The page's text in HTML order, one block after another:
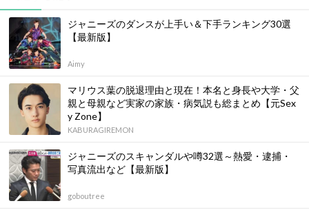
ジャニーズのダンスが上手い＆下手ランキング30選
【最新版】
Aimy
マリウス葉の脱退理由と現在！本名と身長や大学・父
親と母親など実家の家族・病気説も総まとめ【元Sex
y Zone】
KABURAGIREMON
ジャニーズのスキャンダルや噂32選～熱愛・逮捕・
写真流出など【最新版】
goboutree